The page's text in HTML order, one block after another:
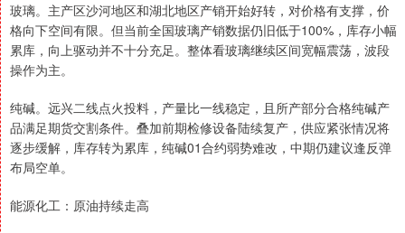
玻璃。主产区沙河地区和湖北地区产销开始好转，对价格有支撑，价
格向下空间有限。但当前全国玻璃产销数据仍旧低于100%，库存小幅
累库，向上驱动并不十分充足。整体看玻璃继续区间宽幅震荡，波段
操作为主。
纯碱。远兴二线点火投料，产量比一线稳定，且所产部分合格纯碱产
品满足期货交割条件。叠加前期检修设备陆续复产，供应紧张情况将
逐步缓解，库存转为累库，纯碱01合约弱势难改，中期仍建议逢反弹
布局空单。
能源化工：原油持续走高